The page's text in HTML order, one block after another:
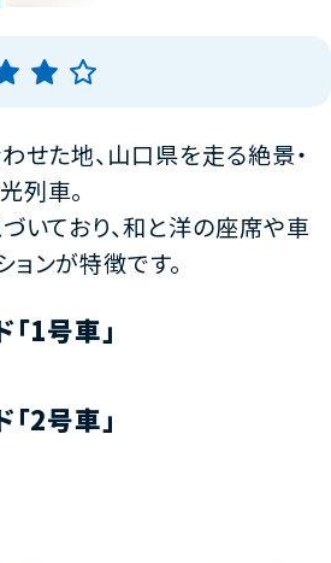
せた地、山口県を走る絶景・
列車。
いており、和と洋の座席や車
ンが特徴です。
1号車」
2号車」